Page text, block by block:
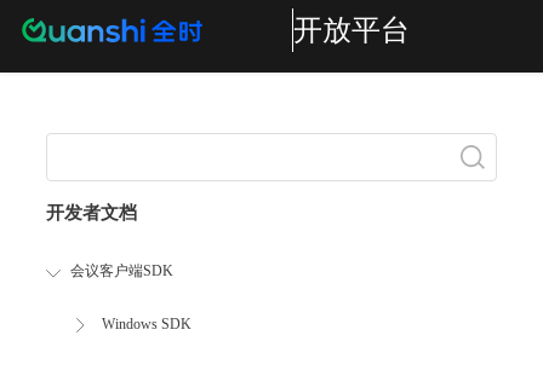
开放平台
开发者文档
会议客户端SDK
Windows SDK